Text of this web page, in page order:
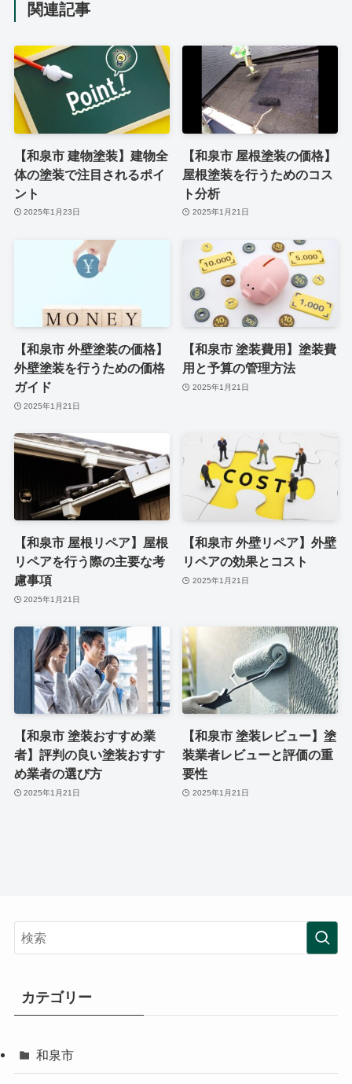
関連記事
【和泉市 建物塗装】建物全
体の塗装で注目されるポイ
ント
2025年1月23日
【和泉市 屋根塗装の価格】
屋根塗装を行うためのコス
ト分析
2025年1月21日
【和泉市 外壁塗装の価格】
外壁塗装を行うための価格
ガイド
2025年1月21日
【和泉市 塗装費用】塗装費
用と予算の管理方法
2025年1月21日
【和泉市 屋根リペア】屋根
リペアを行う際の主要な考
慮事項
2025年1月21日
【和泉市 外壁リペア】外壁
リペアの効果とコスト
2025年1月21日
【和泉市 塗装おすすめ業
者】評判の良い塗装おすす
め業者の選び方
2025年1月21日
【和泉市 塗装レビュー】塗
装業者レビューと評価の重
要性
2025年1月21日
カテゴリー
和泉市